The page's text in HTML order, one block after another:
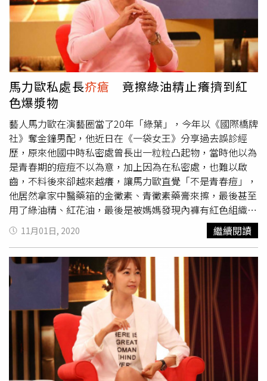
癢得睡不著，所以便自行到藥局買止癢藥膏藥來擦。剛開始
雖有緩解，但擦了幾次後，肌膚乾癢症狀無好轉，反覆用藥
更讓她越來越癢，嚇得她趕緊就診。想要預防皮膚乾癢，醫
師建議從根本做起，多塗抹溫和又具深度保濕功能的乳液。
（圖／林勝發攝）胡怡萱說，皮膚出現乾癢、過敏症狀時，
許多民眾常常會先自己買藥膏或藥物舒緩症狀，但這類藥物
大多含有類固醇，若未經醫師指示使用，容易產生副作用。
劉晟昊也提醒，有些止癢藥膏不含抗生素，只能塗抹在沒有
傷口的皮膚上，若是已經癢到抓破皮，又不小心將這類藥膏
塗在傷口上，可能會引發更嚴重的感染，就曾有患者因此惡
化成蜂窩性組織炎，差點危及性命，建議還是就醫較有保
障，若是發生突發狀況需要應急，最好選擇含有抗生素的藥
膏塗抹傷口、其他部位再塗一般的止癢藥膏。其實，想長期
改善乾癢症狀，應從肌膚根本問題著手。若是因肌膚乾裂而
引起的紅癢症狀，建議可選擇含有從油菜花籽萃取成分的產
品，同樣能舒緩發炎與癢感，兼具深度保濕功能，且相較藥
用類固醇來說，對肌膚也較溫和無負擔，能長期使用沒有抗
藥性。除了多擦保濕乳液之外，劉晟昊說，平時洗澡的水溫
也不要過高，否則過燙的水會讓皮膚表面更加乾燥，也不要
使用洗淨力過強的沐浴乳、肥皂，以免會讓皮膚表面更缺少
適當的油脂。天氣逐漸轉涼，醫師提醒洗澡水溫不可過燙，
也不可使用洗淨力太強的沐浴乳、肥皂，以免讓肌膚更加乾
燥。（圖／123RF）
馬力歐私處長疥瘡 竟擦綠油精止癢擠到紅
色爆漿物
藝人馬力歐在演藝圈當了20年「綠葉」，今年以《國際橋牌
社》奪金鐘男配，他近日在《一袋女王》分享過去誤診經
歷，原來他國中時私密處曾長出一粒粒凸起物，當時他以為
是青春期的痘痘不以為意，加上因為在私密處，也難以啟
齒，不料後來卻越來越癢，讓馬力歐直覺「不是青春痘」，
他居然拿家中醫藥箱的金黴素、青黴素藥膏來擦，最後甚至
用了綠油精、紅花油，最後是被媽媽發現內褲有紅色組織
液，帶他就診才發現是疥蟲感染的
。馬力歐表示，當時
正值青春期，因此私密處的凸起物想說大概和背上的青春痘
力歐覺得應該不是青春痘，由於爸爸當時是海軍官校教官，
常會去海軍總醫院拿一些藥回家，於是他拿起醫藥箱裡的金
黴素和青黴素藥膏來擦，但都沒什麼效果，於是換了綠油
精、紅花油等，讓現場來賓聽了好驚訝。藝人馬力歐。（圖
／衛視提供）後來馬力歐想說會不會是因為沒有開口，所以
藥效進不去，故意用力擠私密處，果然擠出組織液，也因為
這樣媽媽在洗衣服的時候，發現他的內褲怎麼有紅色液體，
一問之下馬力歐只好坦承，當下爸爸還脫下他的內褲，用香
11月01日, 2020 繼續閱讀